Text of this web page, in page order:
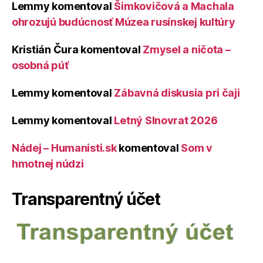
Lemmy komentoval Šimkovičová a Machala
ohrozujú budúcnosť Múzea rusínskej kultúry
Kristián Čura komentoval Zmysel a ničota –
osobná púť
Lemmy komentoval Zábavná diskusia pri čaji
Lemmy komentoval Letný Slnovrat 2026
Nádej – Humanisti.skkomentoval Som v
hmotnej núdzi
Transparentný účet